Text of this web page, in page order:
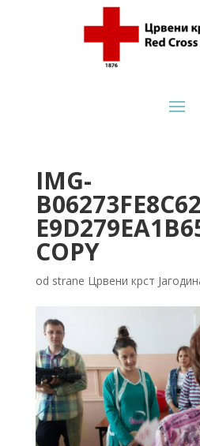
IMG-
COPY
od strane Црвени крст